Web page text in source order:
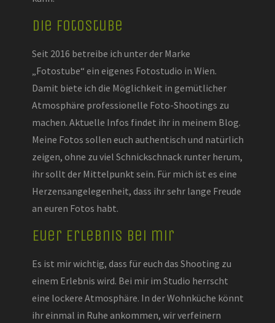
Die Fotostube
Seit 2016 betreibe ich unter der Marke
„Fotostube“ ein eigenes Fotostudio in Wien.
Damit biete ich die Möglichkeit in gemütlicher
Atmosphäre professionelle Foto-Shootings zu
machen. Aktuelle Infos findet ihr in meinem Blog.
Meine Fotos sollen euch authentisch und natürlich
zeigen, ohne zu viel Schnickschnack runter herum,
ihr sollt der Mittelpunkt sein. Für mich ist es eine
Herzensangelegenheit, dass ihr sehr lange Freude
an euren Fotos habt.
Euer Erlebnis bei mir
Es ist mir wichtig, dass für euch das Shooting zu
einem Erlebnis wird. Bei mir im Studio herrscht
eine lockere Atmosphäre. In der Wohnküche könnt
ihr einmal in Ruhe ankommen, wir verfeinern